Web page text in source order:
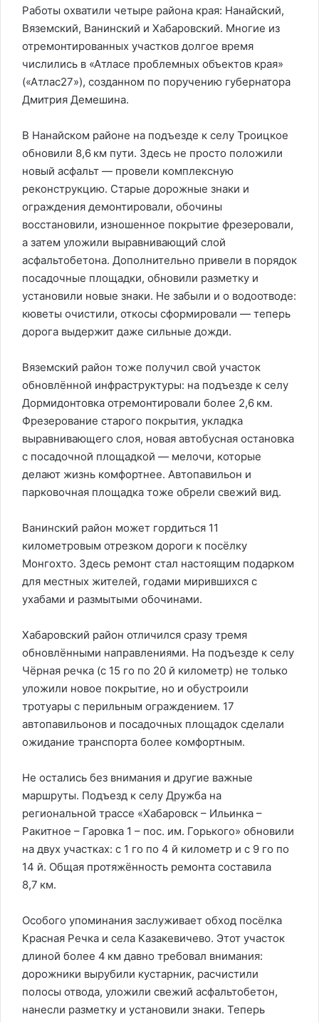
Работы охватили четыре района края: Нанайский,
Вяземский, Ванинский и Хабаровский. Многие из
отремонтированных участков долгое время
числились в «Атласе проблемных объектов края»
(«Атлас27»), созданном по поручению губернатора
Дмитрия Демешина.
В Нанайском районе на подъезде к селу Троицкое
обновили 8,6 км пути. Здесь не просто положили
новый асфальт — провели комплексную
реконструкцию. Старые дорожные знаки и
ограждения демонтировали, обочины
восстановили, изношенное покрытие фрезеровали,
а затем уложили выравнивающий слой
асфальтобетона. Дополнительно привели в порядок
посадочные площадки, обновили разметку и
установили новые знаки. Не забыли и о водоотводе:
кюветы очистили, откосы сформировали — теперь
дорога выдержит даже сильные дожди.
Вяземский район тоже получил свой участок
обновлённой инфраструктуры: на подъезде к селу
Дормидонтовка отремонтировали более 2,6 км.
Фрезерование старого покрытия, укладка
выравнивающего слоя, новая автобусная остановка
с посадочной площадкой — мелочи, которые
делают жизнь комфортнее. Автопавильон и
парковочная площадка тоже обрели свежий вид.
Ванинский район может гордиться 11
километровым отрезком дороги к посёлку
Монгохто. Здесь ремонт стал настоящим подарком
для местных жителей, годами мирившихся с
ухабами и размытыми обочинами.
Хабаровский район отличился сразу тремя
обновлёнными направлениями. На подъезде к селу
Чёрная речка (с 15 го по 20 й километр) не только
уложили новое покрытие, но и обустроили
тротуары с перильным ограждением. 17
автопавильонов и посадочных площадок сделали
ожидание транспорта более комфортным.
Не остались без внимания и другие важные
маршруты. Подъезд к селу Дружба на
региональной трассе «Хабаровск – Ильинка –
Ракитное – Гаровка 1 – пос. им. Горького» обновили
на двух участках: с 1 го по 4 й километр и с 9 го по
14 й. Общая протяжённость ремонта составила
8,7 км.
Особого упоминания заслуживает обход посёлка
Красная Речка и села Казакевичево. Этот участок
длиной более 4 км давно требовал внимания:
дорожники вырубили кустарник, расчистили
полосы отвода, уложили свежий асфальтобетон,
нанесли разметку и установили знаки. Теперь